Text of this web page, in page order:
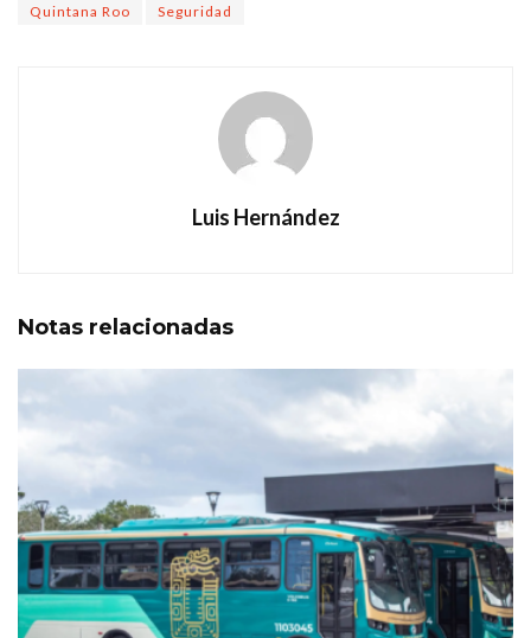
Quintana Roo
Seguridad
Luis Hernández
Notas relacionadas